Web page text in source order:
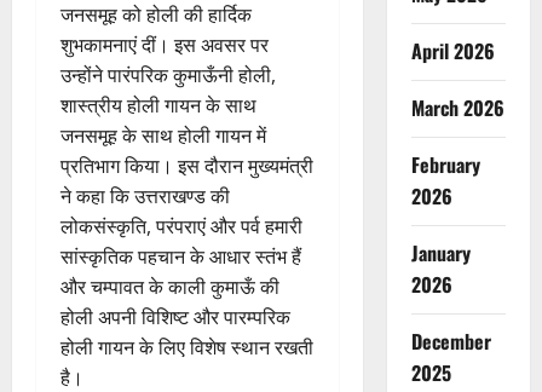
जनसमूह को होली की हार्दिक
शुभकामनाएं दीं। इस अवसर पर
उन्होंने पारंपरिक कुमाऊँनी होली,
शास्त्रीय होली गायन के साथ
जनसमूह के साथ होली गायन में
प्रतिभाग किया। इस दौरान मुख्यमंत्री
ने कहा कि उत्तराखण्ड की
लोकसंस्कृति, परंपराएं और पर्व हमारी
सांस्कृतिक पहचान के आधार स्तंभ हैं
और चम्पावत के काली कुमाऊँ की
होली अपनी विशिष्ट और पारम्परिक
होली गायन के लिए विशेष स्थान रखती
है।
April 2026
March 2026
February
2026
January
2026
December
2025